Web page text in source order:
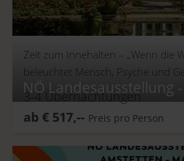
NÖ Landesausstellung
Zeit zum Innehalten – „Wenn die
beleuchtet Mensch, Psyche und
3-4Übernachtungen
ab € 517,-- Preis pro Person